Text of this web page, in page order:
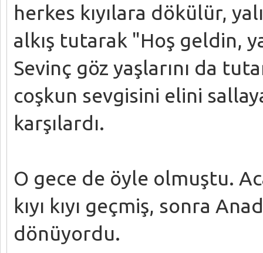
herkes kıyılara dökülür,
alkış tutarak "Hoş geldin,
Sevinç göz yaşlarını da
coşkun sevgisini elini
karşılardı.
O gece de öyle olmuştu.
kıyı kıyı geçmiş, sonra
dönüyordu.